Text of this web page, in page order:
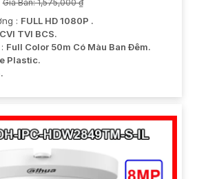
Giá Bán: 1,575,000 ₫
: FULL HD 1080P .
TVI BCS.
Full Color 50m Có Màu Ban Ðêm.
Plastic.